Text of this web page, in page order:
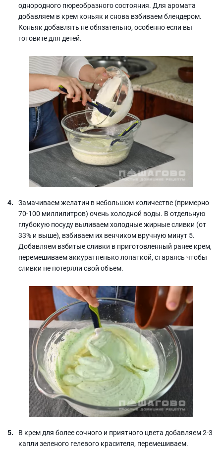
однородного пюреобразного состояния. Для аромата
добавляем в крем коньяк и снова взбиваем блендером.
Коньяк добавлять не обязательно, особенно если вы
готовите для детей.
Замачиваем желатин в небольшом количестве (примерно
70-100 миллилитров) очень холодной воды. В отдельную
глубокую посуду выливаем холодные жирные сливки (от
33% и выше), взбиваем их венчиком вручную минут 5.
Добавляем взбитые сливки в приготовленный ранее крем,
перемешиваем аккуратненько лопаткой, стараясь чтобы
сливки не потеряли свой объем.
В крем для более сочного и приятного цвета добавляем 2-3
капли зеленого гелевого красителя, перемешиваем.